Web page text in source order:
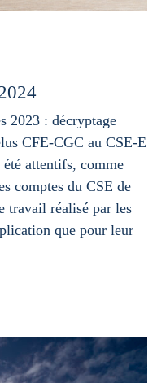
2023 : décryptage
CFE-CGC au CSE-E
attentifs, comme
comptes du CSE de
travail réalisé par les
que pour leur